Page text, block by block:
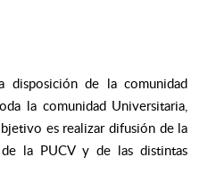
disposición de la comunidad
la comunidad Universitaria,
es realizar difusión de la
la PUCV y de las distintas